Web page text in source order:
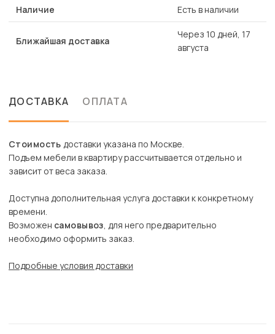
Наличие Есть в наличии
Ближайшая доставка
Через 10 дней, 17
августа
ДОСТАВКА ОПЛАТА
Стоимость доставки указана по Москве.
Подъем мебели в квартиру рассчитывается отдельно и
зависит от веса заказа.
Доступна дополнительная услуга доставки к конкретному
времени.
Возможен самовывоз, для него предварительно
необходимо оформить заказ.
Подробные условия доставки